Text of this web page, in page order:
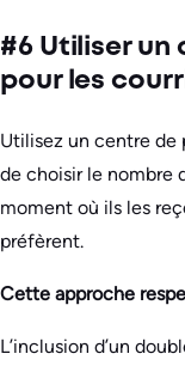
#6 Utiliser un
pour les
Utilisez un centre de
de choisir le nombre
moment où ils les
préfèrent.
Cette approche
L’inclusion d’un